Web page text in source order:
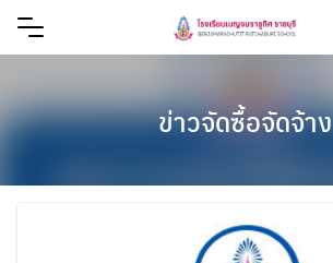
ข่าวจัดซื้อจัดจ้าง